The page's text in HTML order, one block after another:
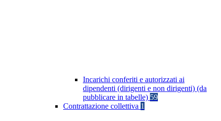
Incarichi conferiti e autorizzati ai
dipendenti (dirigenti e non dirigenti) (da
pubblicare in tabelle) 59
Contrattazione collettiva 1